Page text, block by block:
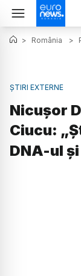
> România >
ȘTIRI EXTERNE
Nicușor
Ciucu:
DNA-ul